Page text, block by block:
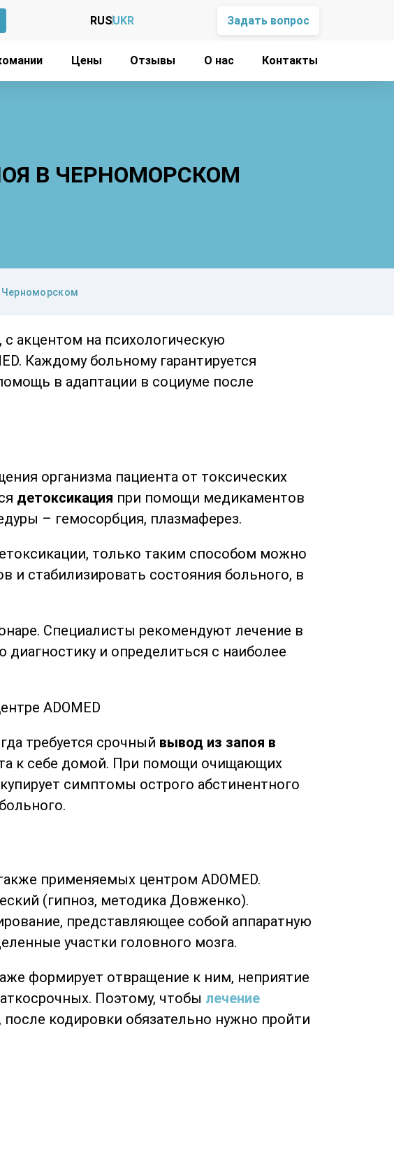
RUSUKR Задать вопрос
Цены Отзывы О нас Контакты
В ЧЕРНОМОРСКОМ
Черноморском
, с акцентом на психологическую
Каждому больному гарантируется
в адаптации в социуме после
организма пациента от токсических
детоксикация при помощи медикаментов
– гемосорбция, плазмаферез.
только таким способом можно
и стабилизировать состояния больного, в
Специалисты рекомендуют лечение в
и определиться с наиболее
требуется срочный вывод из запоя в
к себе домой. При помощи очищающих
симптомы острого абстинентного
применяемых центром ADOMED.
(гипноз, методика Довженко).
представляющее собой аппаратную
участки головного мозга.
формирует отвращение к ним, неприятие
Поэтому, чтобы лечение
кодировки обязательно нужно пройти